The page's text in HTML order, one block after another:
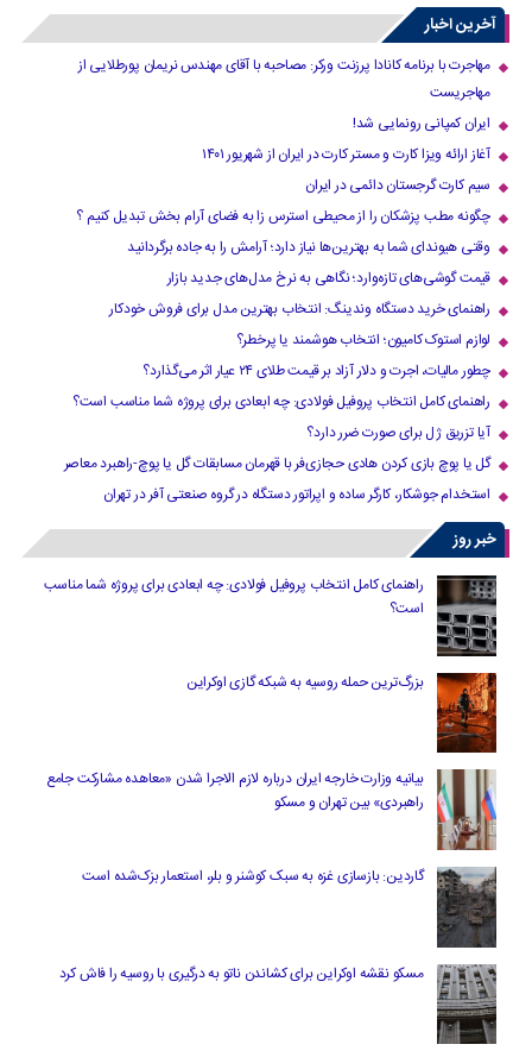
12
13
14
15
› آخرین اخبار
مهاجرت با برنامه کانادا پرزنت ورکر: مصاحبه با آقای مهندس نریمان پورطلایی از
مهاجریست
ایران کمپانی رونمایی شد!
آغاز ارائه ویزا کارت و مستر کارت در ایران از شهریور ۱۴۰۱
سیم کارت گرجستان دائمی در ایران
چگونه مطب پزشکان را از محیطی استرس زا به فضای آرام بخش تبدیل کنیم ؟
وقتی هیوندای شما به بهترین‌ها نیاز دارد؛ آرامش را به جاده برگردانید
قیمت گوشی‌های تازه‌وارد؛ نگاهی به نرخ مدل‌های جدید بازار
راهنمای خرید دستگاه وندینگ: انتخاب بهترین مدل برای فروش خودکار
لوازم استوک کامیون؛ انتخاب هوشمند یا پرخطر؟
چطور مالیات، اجرت و دلار آزاد بر قیمت طلای ۲۴ عیار اثر می‌گذارد؟
راهنمای کامل انتخاب پروفیل فولادی: چه ابعادی برای پروژه شما مناسب است؟
آیا تزریق ژل برای صورت ضرر دارد​؟
گل یا پوچ بازی کردن هادی حجازی‌فر با قهرمان مسابقات گل یا پوچ-راهبرد معاصر
استخدام جوشکار، کارگر ساده و اپراتور دستگاه در گروه صنعتی آفر در تهران
خبر روز
راهنمای کامل انتخاب پروفیل فولادی: چه ابعادی برای پروژه شما مناسب
است؟
بزرگ‌ترین حمله روسیه به شبکه گازی اوکراین
بیانیه وزارت خارجه ایران درباره لازم‌ الاجرا شدن «معاهده مشارکت جامع
راهبردی» بین تهران و مسکو
گاردین: بازسازی غزه به سبک کوشنر و بلر، استعمار بزک‌شده است
مسکو نقشه اوکراین برای کشاندن ناتو به درگیری با روسیه را فاش کرد